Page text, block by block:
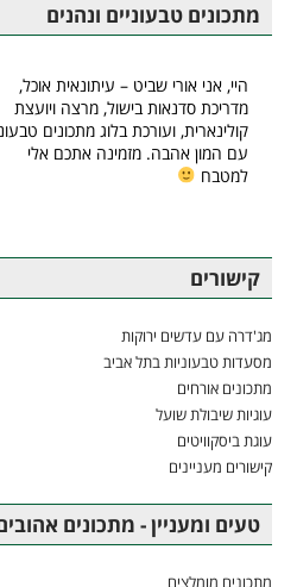
מתכונים טבעוניים ונהנים
היי, אני אורי שביט – עיתונאית אוכל,
מדריכת סדנאות בישול, מרצה ויועצת
קולינארית, ועורכת בלוג מתכונים
עם המון אהבה. מזמינה אתכם אלי
למטבח
קישורים
מג'דרה עם עדשים ירוקות
מסעדות טבעוניות בתל אביב
מתכונים אורחים
עוגיות שיבולת שועל
עוגת ביסקוויטים
קישורים מעניינים
טעים ומעניין - מתכונים
מתכונים מומלצים